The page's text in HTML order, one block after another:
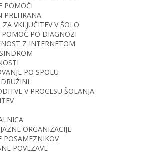
POMOČI
PREHRANA
ZA VKLJUČITEV V ŠOLO
POMOČ PO DIAGNOZI
Z INTERNETOM
PO SPOLU
V PROCESU ŠOLANJA
ORGANIZACIJE
POSAMEZNIKOV
POVEZAVE